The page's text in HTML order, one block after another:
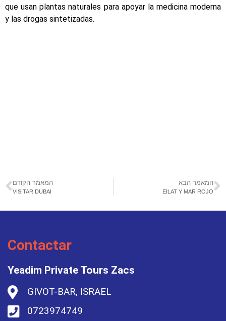
que usan plantas naturales para apoyar la medicina moderna
y las drogas sintetizadas.
המאמר הקודם
VISITAR DUBAI
המאמר הבא
EILAT Y MAR ROJO
Contactar
Yeadim Private Tours Zacs
GIVOT-BAR, ISRAEL
0723974749